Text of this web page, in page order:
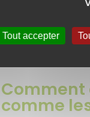
rapidement un
comme
Tout accepter